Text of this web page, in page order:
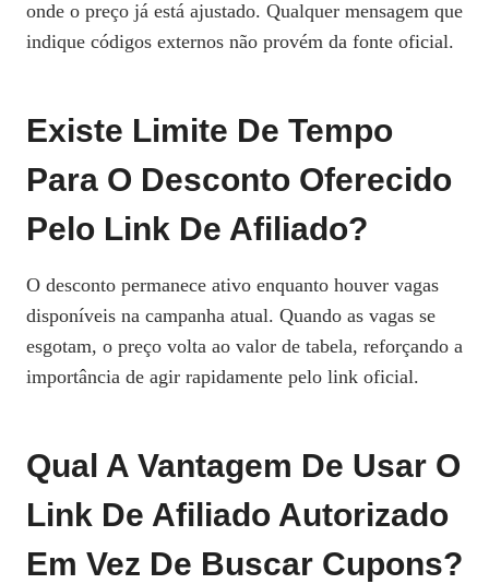
onde o preço já está ajustado. Qualquer mensagem que
indique códigos externos não provém da fonte oficial.
Existe Limite De Tempo
Para O Desconto Oferecido
Pelo Link De Afiliado?
O desconto permanece ativo enquanto houver vagas
disponíveis na campanha atual. Quando as vagas se
esgotam, o preço volta ao valor de tabela, reforçando a
importância de agir rapidamente pelo link oficial.
Qual A Vantagem De Usar O
Link De Afiliado Autorizado
Em Vez De Buscar Cupons?